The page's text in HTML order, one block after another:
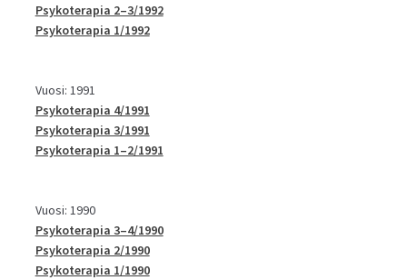
Psykoterapia 2–3/1992
Psykoterapia 1/1992
Vuosi: 1991
Psykoterapia 4/1991
Psykoterapia 3/1991
Psykoterapia 1–2/1991
Vuosi: 1990
Psykoterapia 3–4/1990
Psykoterapia 2/1990
Psykoterapia 1/1990